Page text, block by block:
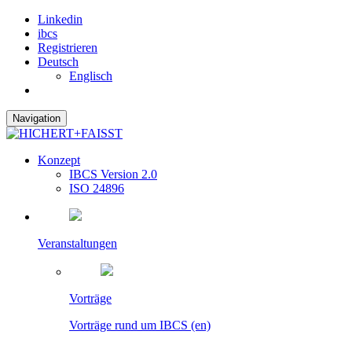
Linkedin
ibcs
Registrieren
Deutsch
Englisch
Navigation
Konzept
IBCS Version 2.0
ISO 24896
Veranstaltungen
Vorträge
Vorträge rund um IBCS (en)